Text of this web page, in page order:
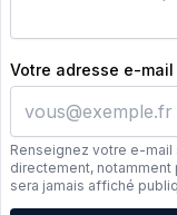
Votre adresse e-mail
Renseignez votre e-
directement, notamment
sera jamais affiché